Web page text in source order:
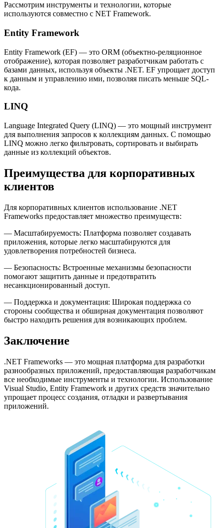
Рассмотрим инструменты и технологии, которые
используются совместно с NET Framework.
Entity Framework
Entity Framework (EF) — это ORM (объектно-реляционное
отображение), которая позволяет разработчикам работать с
базами данных, используя объекты .NET. EF упрощает доступ
к данным и управлению ими, позволяя писать меньше SQL-
кода.
LINQ
Language Integrated Query (LINQ) — это мощный инструмент
для выполнения запросов к коллекциям данных. С помощью
LINQ можно легко фильтровать, сортировать и выбирать
данные из коллекций объектов.
Преимущества для корпоративных
клиентов
Для корпоративных клиентов использование .NET
Frameworks предоставляет множество преимуществ:
— Масштабируемость: Платформа позволяет создавать
приложения, которые легко масштабируются для
удовлетворения потребностей бизнеса.
— Безопасность: Встроенные механизмы безопасности
помогают защитить данные и предотвратить
несанкционированный доступ.
— Поддержка и документация: Широкая поддержка со
стороны сообщества и обширная документация позволяют
быстро находить решения для возникающих проблем.
Заключение
.NET Frameworks — это мощная платформа для разработки
разнообразных приложений, предоставляющая разработчикам
все необходимые инструменты и технологии. Использование
Visual Studio, Entity Framework и других средств значительно
упрощает процесс создания, отладки и развертывания
приложений.